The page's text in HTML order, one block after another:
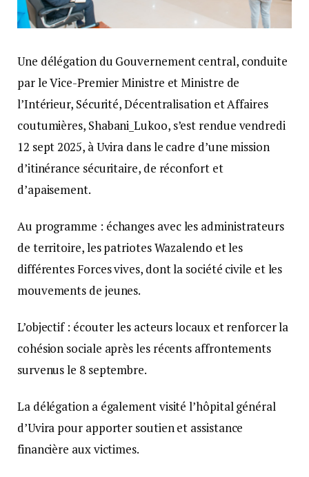
Une délégation du Gouvernement central, conduite
par le Vice-Premier Ministre et Ministre de
l’Intérieur, Sécurité, Décentralisation et Affaires
coutumières, Shabani_Lukoo, s’est rendue vendredi
12 sept 2025, à Uvira dans le cadre d’une mission
d’itinérance sécuritaire, de réconfort et
d’apaisement.
Au programme : échanges avec les administrateurs
de territoire, les patriotes Wazalendo et les
différentes Forces vives, dont la société civile et les
mouvements de jeunes.
L’objectif : écouter les acteurs locaux et renforcer la
cohésion sociale après les récents affrontements
survenus le 8 septembre.
La délégation a également visité l’hôpital général
d’Uvira pour apporter soutien et assistance
financière aux victimes.